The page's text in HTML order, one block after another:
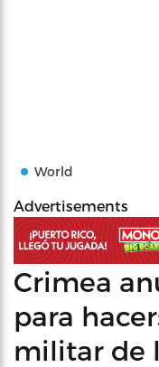
World
Advertisements
Crimea
para
militar de